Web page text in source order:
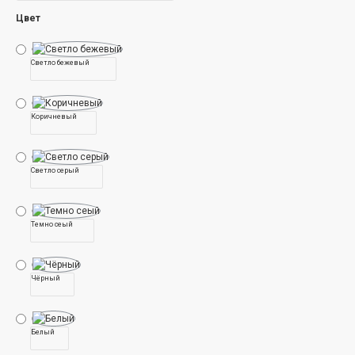
комплексом и не будет портить вашу мебель,
портьеры и одежды.
отдыхать.
Очень легкая сборка комплекса.
БЕЗОПАСНОСТЬ В ПРИОРИТЕТЕ: Комплекс
КОГТЕТОЧКА ИЗ СИЗАЛИ/ХЛОПЧАТОБУМАЖНЫЙ
ИЛИ ДЖУТОВОЙ: На выбор натуральная
обвивки когтеточек, чтобы кошка могла точить
свободно играли.
100% ГАРАНТИЯ: Мы предлагаем индивидуальное
Цвет
Светло бежевый
Коричневый
Светло серый
Темно сеый
Чёрный
Белый